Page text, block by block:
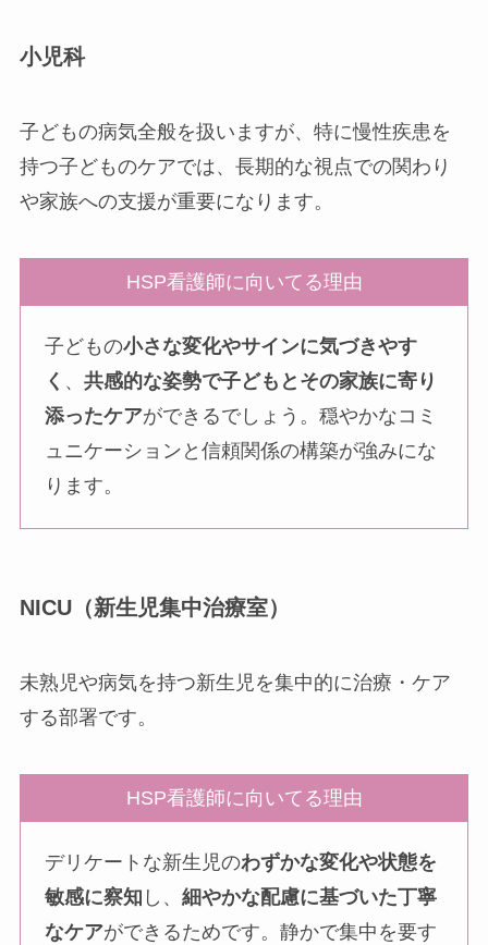
小児科
子どもの病気全般を扱いますが、特に慢性疾患を
持つ子どものケアでは、長期的な視点での関わり
や家族への支援が重要になります。
HSP看護師に向いてる理由
子どもの小さな変化やサインに気づきやす
く 、共感的な姿勢で子どもとその家族に寄り
添ったケアができるでしょう。穏やかなコミ
ュニケーションと信頼関係の構築が強みにな
ります。
NICU（新生児集中治療室）
未熟児や病気を持つ新生児を集中的に治療・ケア
する部署です。
HSP看護師に向いてる理由
デリケートな新生児のわずかな変化や状態を
敏感に察知 し、細やかな配慮に基づいた丁寧
なケアができるためです。静かで集中を要す